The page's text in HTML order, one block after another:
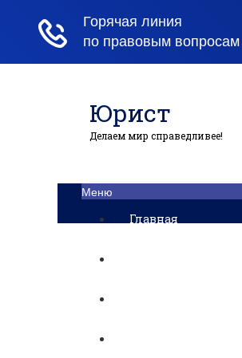
Юрист
Делаем мир справедливее!
Меню
Главная